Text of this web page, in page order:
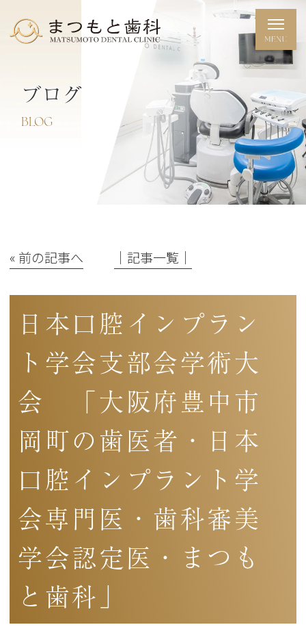
ブログ
BLOG
« 前の記事へ │記事一覧│
日本口腔インプラン
ト学会支部会学術大
会 「大阪府豊中市
岡町の歯医者・日本
口腔インプラント学
会専門医・歯科審美
学会認定医・まつも
と歯科」